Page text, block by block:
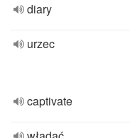
diary
urzec
captivate